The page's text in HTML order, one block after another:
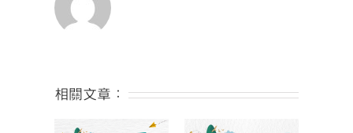
相關文章：